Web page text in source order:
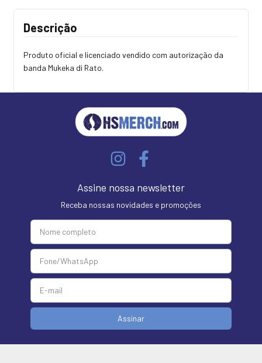
Descrição
Produto oficial e licenciado vendido com autorização da
banda Mukeka di Rato.
Assine nossa newsletter
Receba nossas novidades e promoções